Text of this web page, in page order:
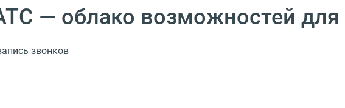
— облако возможностей для
звонков